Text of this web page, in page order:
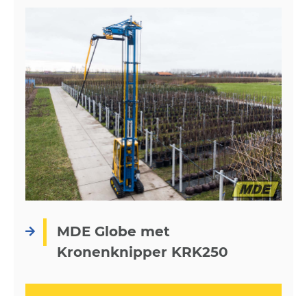
MDE Globe met
Kronenknipper KRK250